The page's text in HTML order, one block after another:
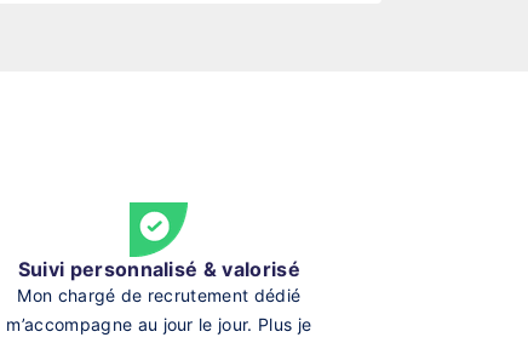
Suivi personnalisé & valorisé
Mon chargé de recrutement dédié
m’accompagne au jour le jour. Plus je